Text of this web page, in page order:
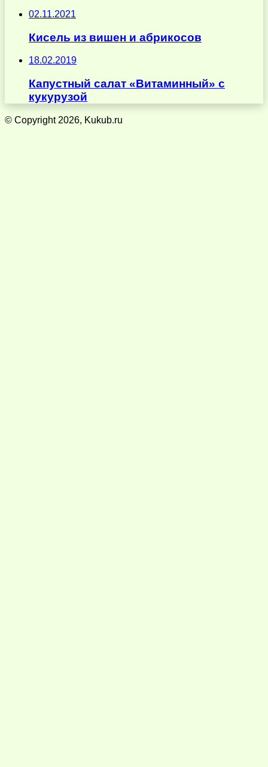
02.11.2021
Кисель из вишен и абрикосов
18.02.2019
Капустный салат «Витаминный» с
кукурузой
© Copyright 2026, Kukub.ru